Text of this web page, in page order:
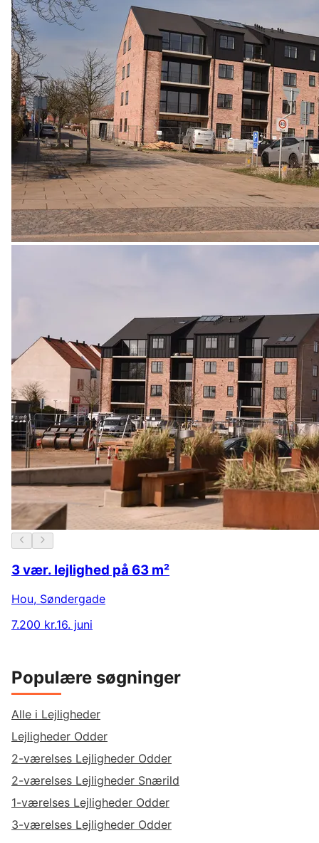
3 vær. lejlighed på 63 m²
Hou, Søndergade
7.200 kr.16. juni
Populære søgninger
Alle i Lejligheder
Lejligheder Odder
2-værelses Lejligheder Odder
2-værelses Lejligheder Snærild
1-værelses Lejligheder Odder
3-værelses Lejligheder Odder